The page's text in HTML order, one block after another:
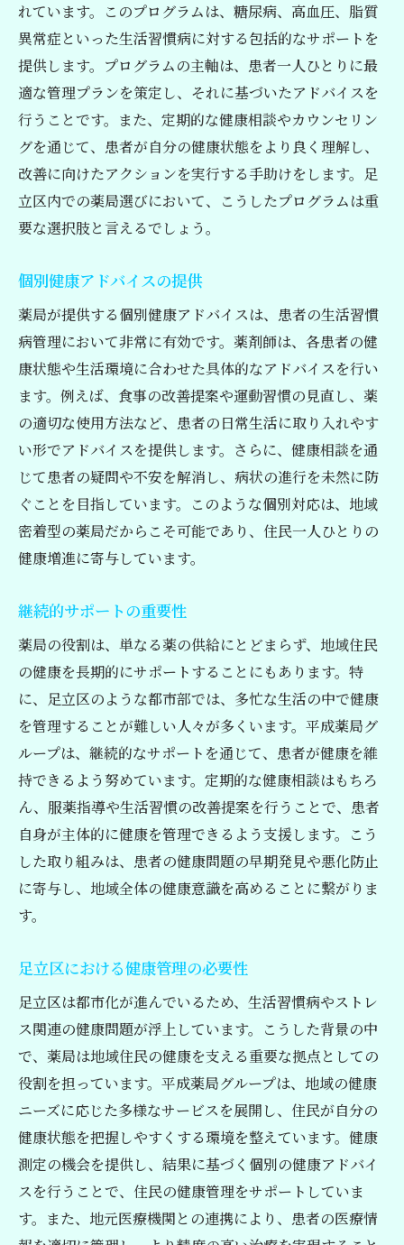
れています。このプログラムは、糖尿病、高血圧、脂質
異常症といった生活習慣病に対する包括的なサポートを
提供します。プログラムの主軸は、患者一人ひとりに最
適な管理プランを策定し、それに基づいたアドバイスを
行うことです。また、定期的な健康相談やカウンセリン
グを通じて、患者が自分の健康状態をより良く理解し、
改善に向けたアクションを実行する手助けをします。足
立区内での薬局選びにおいて、こうしたプログラムは重
要な選択肢と言えるでしょう。
個別健康アドバイスの提供
薬局が提供する個別健康アドバイスは、患者の生活習慣
病管理において非常に有効です。薬剤師は、各患者の健
康状態や生活環境に合わせた具体的なアドバイスを行い
ます。例えば、食事の改善提案や運動習慣の見直し、薬
の適切な使用方法など、患者の日常生活に取り入れやす
い形でアドバイスを提供します。さらに、健康相談を通
じて患者の疑問や不安を解消し、病状の進行を未然に防
ぐことを目指しています。このような個別対応は、地域
密着型の薬局だからこそ可能であり、住民一人ひとりの
健康増進に寄与しています。
継続的サポートの重要性
薬局の役割は、単なる薬の供給にとどまらず、地域住民
の健康を長期的にサポートすることにもあります。特
に、足立区のような都市部では、多忙な生活の中で健康
を管理することが難しい人々が多くいます。平成薬局グ
ループは、継続的なサポートを通じて、患者が健康を維
持できるよう努めています。定期的な健康相談はもちろ
ん、服薬指導や生活習慣の改善提案を行うことで、患者
自身が主体的に健康を管理できるよう支援します。こう
した取り組みは、患者の健康問題の早期発見や悪化防止
に寄与し、地域全体の健康意識を高めることに繋がりま
す。
足立区における健康管理の必要性
足立区は都市化が進んでいるため、生活習慣病やストレ
ス関連の健康問題が浮上しています。こうした背景の中
で、薬局は地域住民の健康を支える重要な拠点としての
役割を担っています。平成薬局グループは、地域の健康
ニーズに応じた多様なサービスを展開し、住民が自分の
健康状態を把握しやすくする環境を整えています。健康
測定の機会を提供し、結果に基づく個別の健康アドバイ
スを行うことで、住民の健康管理をサポートしていま
す。また、地元医療機関との連携により、患者の医療情